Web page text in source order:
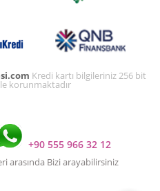
Kredi kartı bilgileriniz 256 bit
korunmaktadır
+90 555 966 32 12
arasında Bizi arayabilirsiniz